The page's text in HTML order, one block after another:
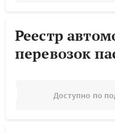
Реестр
перевозок
Доступно по